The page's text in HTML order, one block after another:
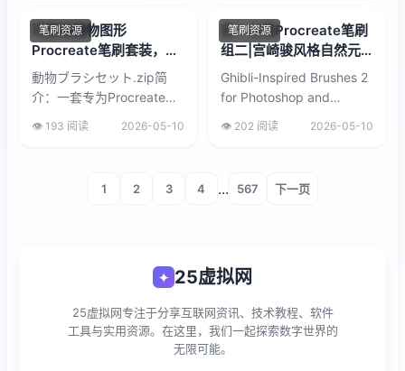
适用于Procre...
笔刷资源
可爱动植物图形
Procreate笔刷套装，细
节修饰纹理画笔
動物ブラシセット.zip简
介：一套专为Procreate设
计的图形笔刷，包含可爱的
👁️ 193 阅读 2026-05-10
笔刷资源
吉卜力风Procreate笔刷
组二|宫崎骏风格自然元
素手绘笔刷套装
Ghibli-Inspired Brushes 2
for Photoshop and
Procreate.zip简介：这是
👁️ 202 阅读 2026-05-10
1 2 3 4 ... 567 下一页
✦ 25虚拟网
25虚拟网专注于分享互联网资讯、技术教程、软件
工具与实用资源。在这里，我们一起探索数字世界的
无限可能。